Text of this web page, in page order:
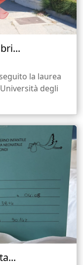
la laurea
degli